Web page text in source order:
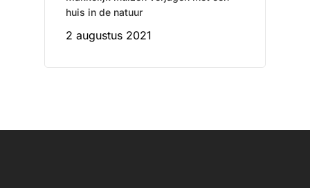
huis in de natuur
2 augustus 2021